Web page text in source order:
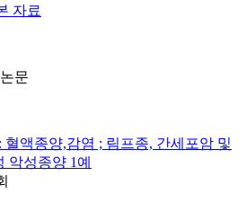
자료
문
혈액종양,감염 ; 림프종, 간세포암 및
악성종양 1예